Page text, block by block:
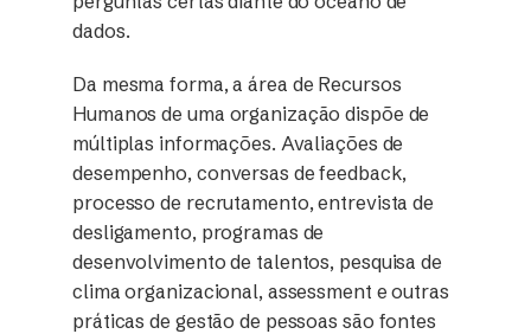
dados.
Da mesma forma, a área de Recursos
Humanos de uma organização dispõe de
múltiplas informações. Avaliações de
desempenho, conversas de feedback,
processo de recrutamento, entrevista de
desligamento, programas de
desenvolvimento de talentos, pesquisa de
clima organizacional, assessment e outras
práticas de gestão de pessoas são fontes